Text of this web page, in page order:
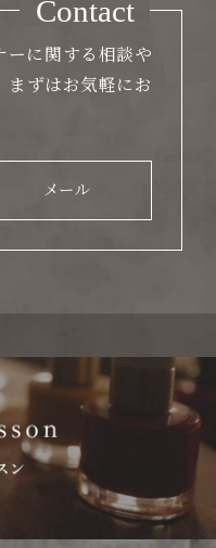
Contact
ーに関する相談や
まずはお気軽にお
メール